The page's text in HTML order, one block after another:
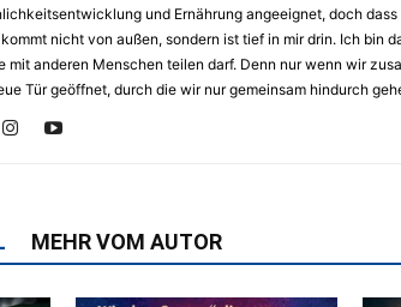
und Ernährung angeeignet, doch
nicht von außen, sondern ist tief in mir drin. Ich bin
mit anderen Menschen teilen darf. Denn nur wenn wir
Tür geöffnet, durch die wir nur gemeinsam hindurch
MEHR VOM AUTOR